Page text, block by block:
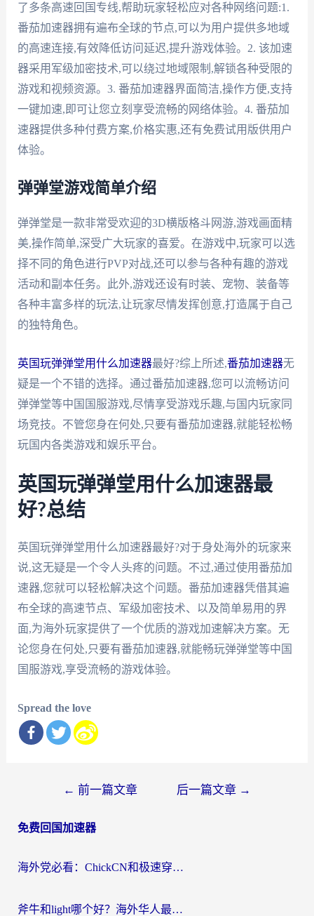
了多条高速回国专线,帮助玩家轻松应对各种网络问题:1.
番茄加速器拥有遍布全球的节点,可以为用户提供多地域
的高速连接,有效降低访问延迟,提升游戏体验。2. 该加速
器采用军级加密技术,可以绕过地域限制,解锁各种受限的
游戏和视频资源。3. 番茄加速器界面简洁,操作方便,支持
一键加速,即可让您立刻享受流畅的网络体验。4. 番茄加
速器提供多种付费方案,价格实惠,还有免费试用版供用户
体验。
弹弹堂游戏简单介绍
弹弹堂是一款非常受欢迎的3D横版格斗网游,游戏画面精
美,操作简单,深受广大玩家的喜爱。在游戏中,玩家可以选
择不同的角色进行PVP对战,还可以参与各种有趣的游戏
活动和副本任务。此外,游戏还设有时装、宠物、装备等
各种丰富多样的玩法,让玩家尽情发挥创意,打造属于自己
的独特角色。
英国玩弹弹堂用什么加速器最好?综上所述,番茄加速器无
疑是一个不错的选择。通过番茄加速器,您可以流畅访问
弹弹堂等中国国服游戏,尽情享受游戏乐趣,与国内玩家同
场竞技。不管您身在何处,只要有番茄加速器,就能轻松畅
玩国内各类游戏和娱乐平台。
英国玩弹弹堂用什么加速器最
好?总结
英国玩弹弹堂用什么加速器最好?对于身处海外的玩家来
说,这无疑是一个令人头疼的问题。不过,通过使用番茄加
速器,您就可以轻松解决这个问题。番茄加速器凭借其遍
布全球的高速节点、军级加密技术、以及简单易用的界
面,为海外玩家提供了一个优质的游戏加速解决方案。无
论您身在何处,只要有番茄加速器,就能畅玩弹弹堂等中国
国服游戏,享受流畅的游戏体验。
Spread the love
导
← 前一篇文章 后一篇文章 →
免费回国加速器
海外党必看：ChickCN和极速穿梭VPN好用吗？3招教你选对回国加速器无缝刷国内资源
斧牛和light哪个好？海外华人最关心的回国加速器选择难题，一篇讲透